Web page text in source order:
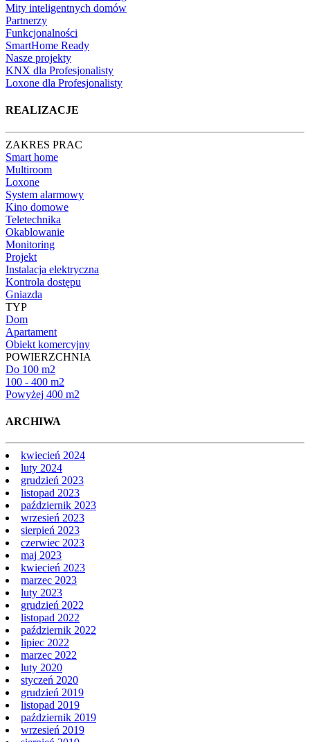
Mity inteligentnych domów
Partnerzy
Funkcjonalności
SmartHome Ready
Nasze projekty
KNX dla Profesjonalisty
Loxone dla Profesjonalisty
REALIZACJE
ZAKRES PRAC
Smart home
Multiroom
Loxone
System alarmowy
Kino domowe
Teletechnika
Okablowanie
Monitoring
Projekt
Instalacja elektryczna
Kontrola dostępu
Gniazda
TYP
Dom
Apartament
Obiekt komercyjny
POWIERZCHNIA
Do 100 m2
100 - 400 m2
Powyżej 400 m2
ARCHIWA
kwiecień 2024
luty 2024
grudzień 2023
listopad 2023
październik 2023
wrzesień 2023
sierpień 2023
czerwiec 2023
maj 2023
kwiecień 2023
marzec 2023
luty 2023
grudzień 2022
listopad 2022
październik 2022
lipiec 2022
marzec 2022
luty 2020
styczeń 2020
grudzień 2019
listopad 2019
październik 2019
wrzesień 2019